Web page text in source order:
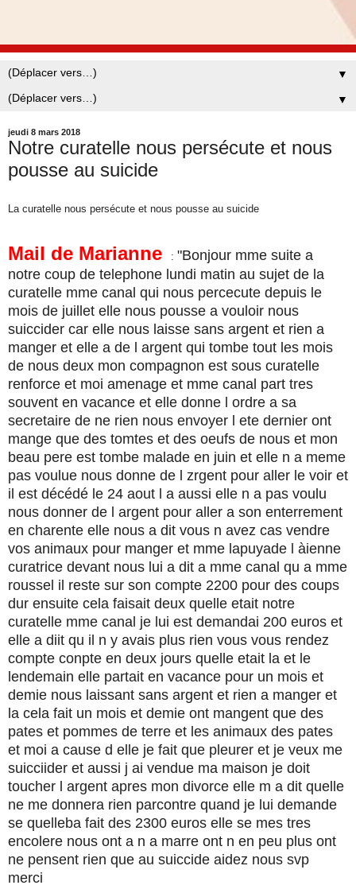
▼
▼
jeudi 8 mars 2018
Notre curatelle nous persécute et nous
pousse au suicide
La curatelle nous persécute et nous pousse au suicide
Mail de Marianne : "Bonjour mme suite a
notre coup de telephone lundi matin au sujet de la
curatelle mme canal qui nous percecute depuis le
mois de juillet elle nous pousse a vouloir nous
suiccider car elle nous laisse sans argent et rien a
manger et elle a de l argent qui tombe tout les mois
de nous deux mon compagnon est sous curatelle
renforce et moi amenage et mme canal part tres
souvent en vacance et elle donne l ordre a sa
secretaire de ne rien nous envoyer l ete dernier ont
mange que des tomtes et des oeufs de nous et mon
beau pere est tombe malade en juin et elle n a meme
pas voulue nous donne de l zrgent pour aller le voir et
il est décédé le 24 aout l a aussi elle n a pas voulu
nous donner de l argent pour aller a son enterrement
en charente elle nous a dit vous n avez cas vendre
vos animaux pour manger et mme lapuyade l àienne
curatrice devant nous lui a dit a mme canal qu a mme
roussel il reste sur son compte 2200 pour des coups
dur ensuite cela faisait deux quelle etait notre
curatelle mme canal je lui est demandai 200 euros et
elle a diit qu il n y avais plus rien vous vous rendez
compte conpte en deux jours quelle etait la et le
lendemain elle partait en vacance pour un mois et
demie nous laissant sans argent et rien a manger et
la cela fait un mois et demie ont mangent que des
pates et pommes de terre et les animaux des pates
et moi a cause d elle je fait que pleurer et je veux me
suicciider et aussi j ai vendue ma maison je doit
toucher l argent apres mon divorce elle m a dit quelle
ne me donnera rien parcontre quand je lui demande
se quelleba fait des 2300 euros elle se mes tres
encolere nous ont a n a marre ont n en peu plus ont
ne pensent rien que au suiccide aidez nous svp
merci